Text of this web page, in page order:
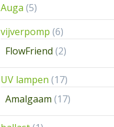
Auga 55
producten
vijverpomp 66
producten
FlowFriend 22
producten
UV lampen 1717
producten
Amalgaam 1717
producten